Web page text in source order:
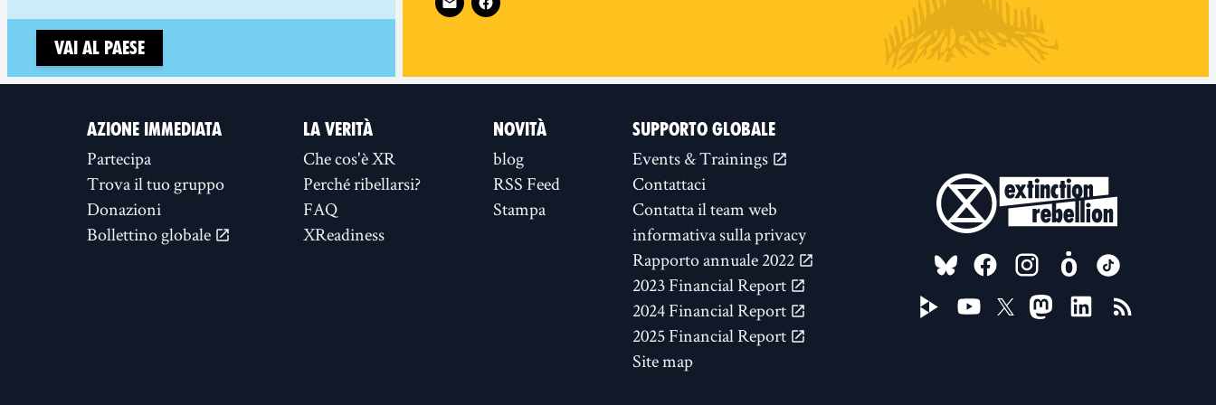
Vai al paese
AZIONE IMMEDIATA
Partecipa
Trova il tuo gruppo
Donazioni
Bollettino globale
LA VERITÀ
Che cos'è XR
Perché ribellarsi?
FAQ
XReadiness
NOVITÀ
blog
RSS Feed
Stampa
SUPPORTO GLOBALE
Events & Trainings
Contattaci
Contatta il team web
informativa sulla privacy
Rapporto annuale 2022
2023 Financial Report
2024 Financial Report
2025 Financial Report
Site map
FOLLOW US ON